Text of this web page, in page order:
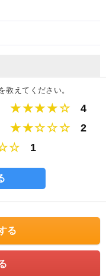
教えてください。
★★★★☆
4
★★☆☆☆
2
1
る